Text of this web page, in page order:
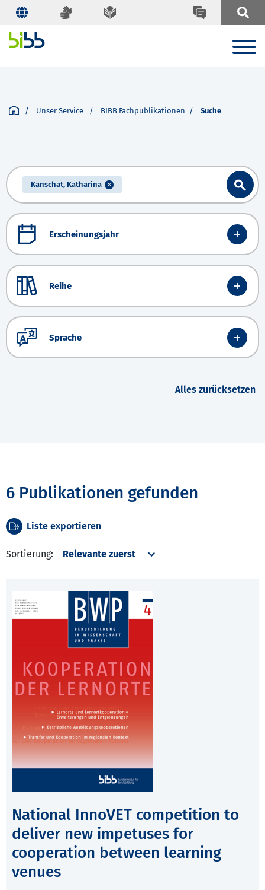
Unser Service BIBB Fachpublikationen Suche
Kanschat, Katharina
Erscheinungsjahr
Reihe
Sprache
Alles zurücksetzen
6 Publikationen gefunden
Liste exportieren
Sortierung:
National InnoVET competition to
deliver new impetuses for
cooperation between learning
venues